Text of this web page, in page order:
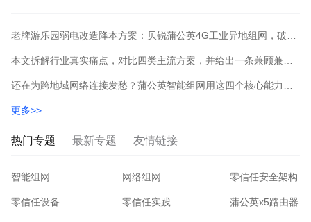
老牌游乐园弱电改造降本方案：贝锐蒲公英4G工业异地组网，破解户外布线与弱网难题
本文拆解行业真实痛点，对比四类主流方案，并给出一条兼顾兼容性、稳定性与性价比的落地路径。
还在为跨地域网络连接发愁？蒲公英智能组网用这四个核心能力打造企业高效互联
更多>>
热门专题 最新专题 友情链接
智能组网 网络组网 零信任安全架构
零信任设备 零信任实践 蒲公英x5路由器